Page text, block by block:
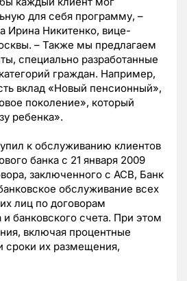
для себя программу, –
Ирина Никитенко, вице-
– Также мы предлагаем
специально разработанные
граждан. Например,
вклад «Новый пенсионный»,
поколение», который
ребенка».
к обслуживанию клиентов
банка с 21 января 2009
заключенного с АСВ, Банк
обслуживание всех
лиц по договорам
и банковского счета. При этом
включая процентные
сроки их размещения,